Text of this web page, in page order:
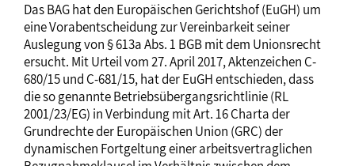
Das BAG hat den Europäischen Gerichtshof (EuGH) um
eine Vorabentscheidung zur Vereinbarkeit seiner
Auslegung von § 613a Abs. 1 BGB mit dem Unionsrecht
ersucht. Mit Urteil vom 27. April 2017, Aktenzeichen C-
680/15 und C-681/15, hat der EuGH entschieden, dass
die so genannte Betriebsübergangsrichtlinie (RL
2001/23/EG) in Verbindung mit Art. 16 Charta der
Grundrechte der Europäischen Union (GRC) der
dynamischen Fortgeltung einer arbeitsvertraglichen